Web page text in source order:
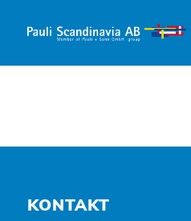
KONTAKT